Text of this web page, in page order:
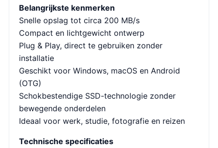
Belangrijkste kenmerken
Snelle opslag tot circa 200 MB/s
Compact en lichtgewicht ontwerp
Plug & Play, direct te gebruiken zonder
installatie
Geschikt voor Windows, macOS en Android
(OTG)
Schokbestendige SSD-technologie zonder
bewegende onderdelen
Ideaal voor werk, studie, fotografie en reizen
Technische specificaties